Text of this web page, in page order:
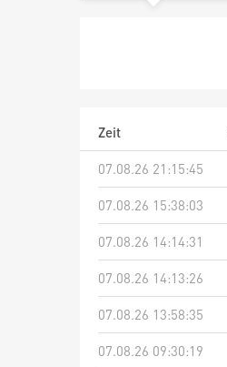
Zeit
07.08.26 21:15:45
07.08.26 15:38:03
07.08.26 14:14:31
07.08.26 14:13:26
07.08.26 13:58:35
07.08.26 09:30:19